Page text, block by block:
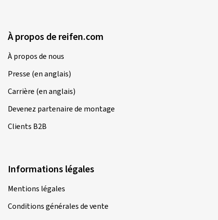
À propos de reifen.com
À propos de nous
Presse (en anglais)
Carrière (en anglais)
Devenez partenaire de montage
Clients B2B
Informations légales
Mentions légales
Conditions générales de vente